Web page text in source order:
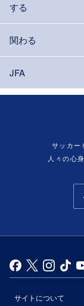
する
関わる
JFA
サッカー
人々の心
サイトについて